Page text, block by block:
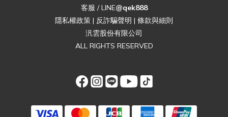
客服 / LINE@qek888
隱私權政策 | 反詐騙聲明 | 條款與細則
汎雲股份有限公司
ALL RIGHTS RESERVED